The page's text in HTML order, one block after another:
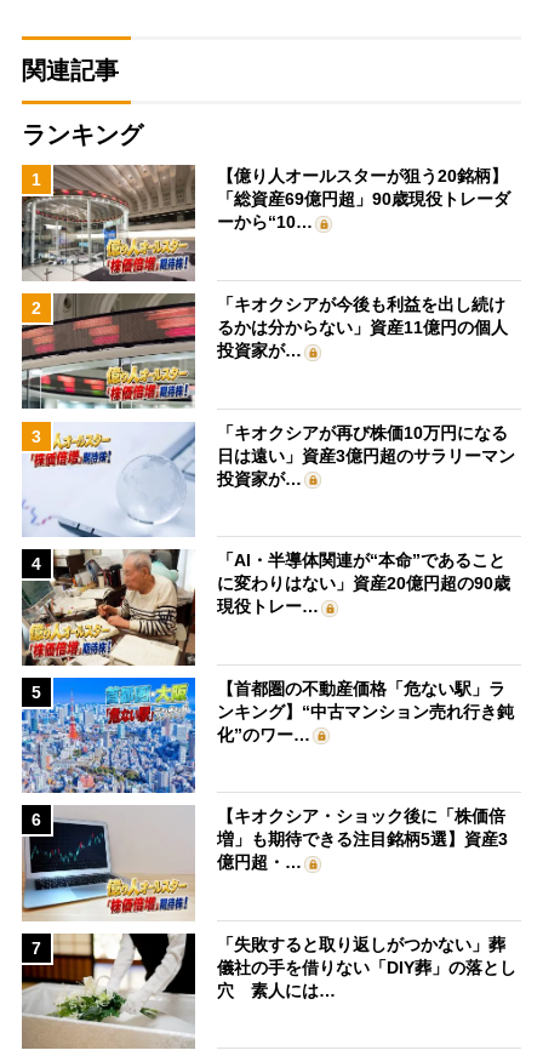
関連記事
ランキング
1
【億り人オールスターが狙う20銘柄】
「総資産69億円超」90歳現役トレーダ
ーから“10…
2
「キオクシアが今後も利益を出し続け
るかは分からない」資産11億円の個人
投資家が…
3
「キオクシアが再び株価10万円になる
日は遠い」資産3億円超のサラリーマン
投資家が…
4
「AI・半導体関連が“本命”であること
に変わりはない」資産20億円超の90歳
現役トレー…
5
【首都圏の不動産価格「危ない駅」ラ
ンキング】“中古マンション売れ行き鈍
化”のワー…
6
【キオクシア・ショック後に「株価倍
増」も期待できる注目銘柄5選】資産3
億円超・…
7
「失敗すると取り返しがつかない」葬
儀社の手を借りない「DIY葬」の落とし
穴 素人には…